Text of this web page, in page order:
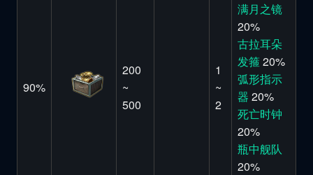
90%
200
~
500
1
~
2
满月之镜
20%
古拉耳朵
发箍 20%
弧形指示
器 20%
死亡时钟
20%
瓶中舰队
20%